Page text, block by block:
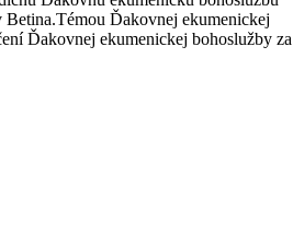
Ďakovnej ekumenickej
Ďakovnej ekumenickej bohoslužby za